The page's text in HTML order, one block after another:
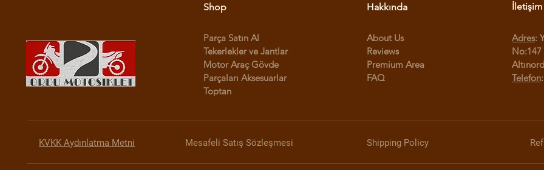
Shop
Parça Satın Al
Tekerlekler ve Jantlar
Motor Araç Gövde
Parçaları Aksesuarlar
Toptan
Hakkında
About Us
Reviews
Premium Area
FAQ
İletişim
Adres:
No:147
Telefon:
KVKK Aydınlatma Metni Mesafeli Satış Sözleşmesi Shipping Policy